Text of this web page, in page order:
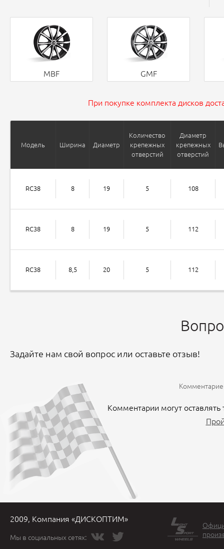
MBF GMF
При покупке комплекта дисков
Модель Ширина Диаметр
Количество
крепежных
отверстий
Диаметр
крепежных
отверстий
RC38 8 19 5 108
RC38 8 19 5 112
RC38 8,5 20 5 112
Задайте нам свой вопрос или оставьте отзыв!
Комментарии могут
2009, Компания «ДИСКОПТИМ»
Мы в социальных сетях: